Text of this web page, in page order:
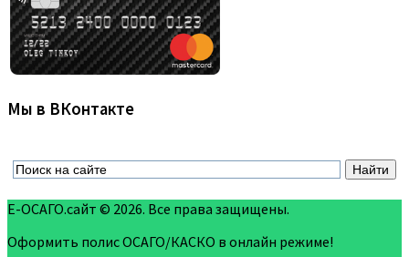
Мы в ВКонтакте
Е-ОСАГО.сайт © 2026. Все права защищены.
Оформить полис ОСАГО/КАСКО в онлайн режиме!